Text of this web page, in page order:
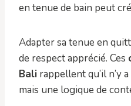
en tenue de bain peut
Adapter sa tenue en
de respect apprécié. Ces
Bali rappellent qu’il n’y
mais une logique de